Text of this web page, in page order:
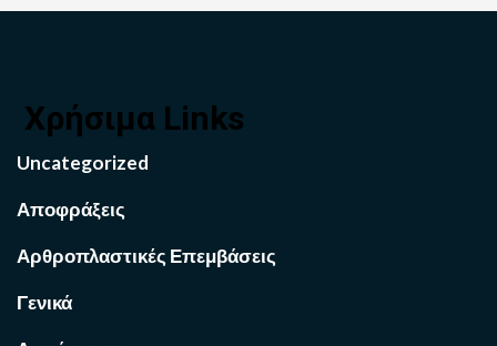
Χρήσιμα Links
Uncategorized
Αποφράξεις
Αρθροπλαστικές Επεμβάσεις
Γενικά